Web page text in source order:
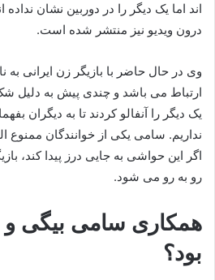
اند اما یک دیگر را در دوربین نشان
درون ویدیو نیز منتشر شده است.
وی در حال حاضر با بازیگر زن ایرانی به
ارتباط می باشد و چندی پیش به دلیل
یک دیگر را آنفالو کردند تا به دیگران
نداریم. سامی یکی از خوانندگان
اگر این حواشی به جایی درز پیدا کند،
رو به رو می شود.
همکاری سامی بیگی و
بود؟